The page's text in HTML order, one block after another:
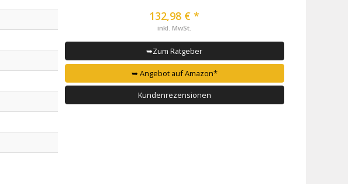
132,98 € *
inkl. MwSt.
➥Zum Ratgeber
➥ Angebot auf Amazon*
Kundenrezensionen